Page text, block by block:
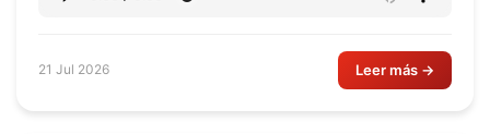
21 Jul 2026 Leer más →